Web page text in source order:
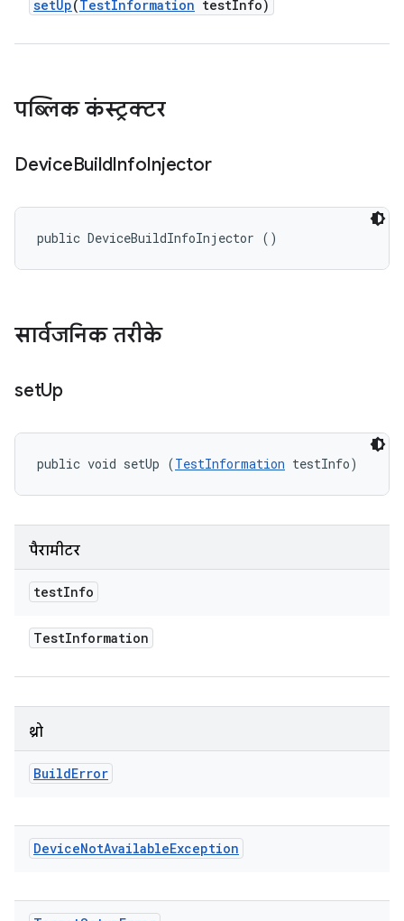
setUp(TestInformation testInfo)
पब्लिक कंस्ट्रक्टर
DeviceBuildInfoInjector
public DeviceBuildInfoInjector ()
सार्वजनिक तरीके
setUp
public void setUp (TestInformation testInfo)
पैरामीटर
testInfo
TestInformation
थ्रो
BuildError
DeviceNotAvailableException